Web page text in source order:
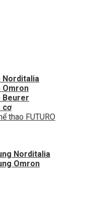
Norditalia
Omron
Beurer
cơ
thao FUTURO
Norditalia
Omron